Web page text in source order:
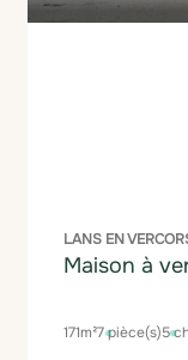
LANS EN
Maison à
171m²7 pièce(s)5